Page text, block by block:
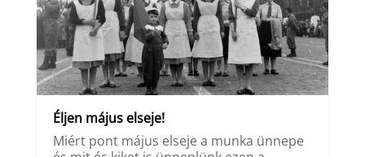
Éljen május elseje!
Miért pont május elseje a munka ünnepe